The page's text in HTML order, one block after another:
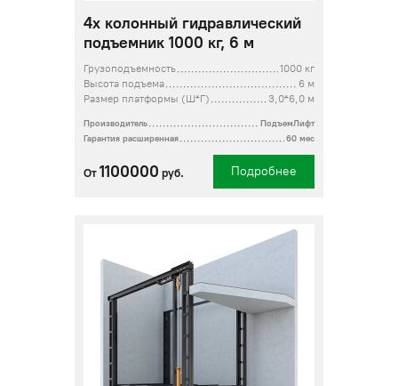
4х колонный гидравлический
подъемник 1000 кг, 6 м
Грузоподъемность
1000 кг
Высота подъема
6 м
Размер платформы (Ш*Г)
3,0*6,0 м
Производитель
ПодъемЛифт
Гарантия расширенная
60 мес
От 1100000 руб. Подробнее